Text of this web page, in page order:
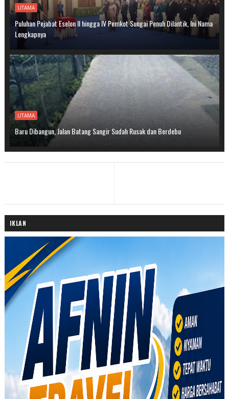
UTAMA
Puluhan Pejabat Eselon II hingga IV Pemkot Sungai Penuh Dilantik, Ini Nama
Lengkapnya
UTAMA
Baru Dibangun, Jalan Batang Sangir Sudah Rusak dan Berdebu
IKLAN